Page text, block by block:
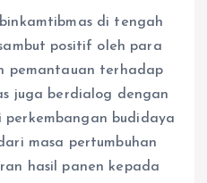
di tengah
positif oleh para
pemantauan terhadap
juga berdialog dengan
budidaya
masa pertumbuhan
hasil panen kepada